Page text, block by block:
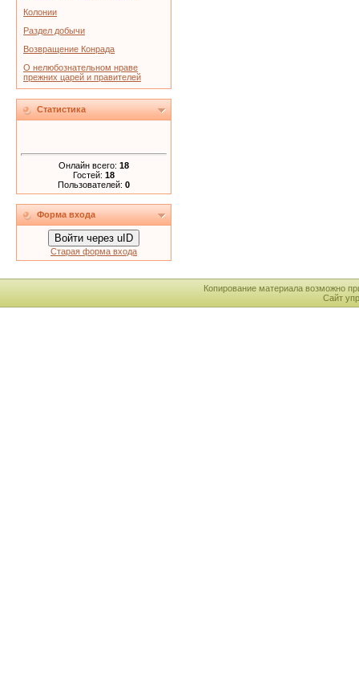
Колонии
Раздел добычи
Возвращение Конрада
О нелюбознательном нраве
прежних царей и правителей
Статистика
Онлайн всего: 18
Гостей: 18
Пользователей: 0
Форма входа
Войти через uID
Старая форма входа
Копирование материала возможно
Сайт